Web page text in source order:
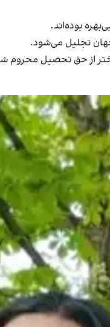
جهان تجلیل می‌شود.
از حق تحصیل محروم